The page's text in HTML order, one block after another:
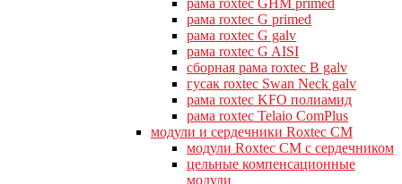
рама roxtec G primed
рама roxtec G galv
рама roxtec G AISI
сборная рама roxtec B galv
гусак roxtec Swan Neck galv
рама roxtec KFO полиамид
рама roxtec Telaio ComPlus
модули и сердечники Roxtec CM
модули Roxtec CM с сердечником
цельные компенсационные
модули